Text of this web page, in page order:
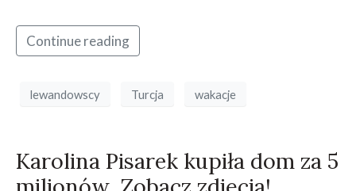
Continue reading
lewandowscy Turcja wakacje
Karolina Pisarek kupiła dom za 5